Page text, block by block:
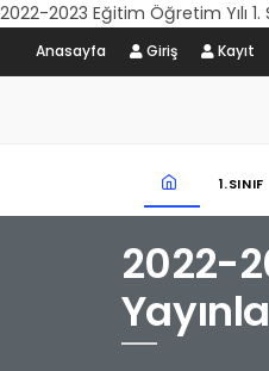
2022-2023 Eğitim Öğretim Yılı
Anasayfa Giriş Kayıt
1.SINIF
2022-